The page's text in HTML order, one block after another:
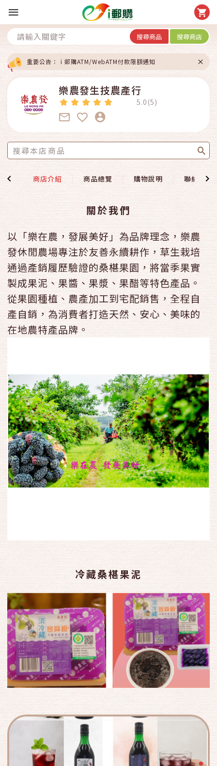
搜尋商品 搜尋商店
重要公告：ｉ郵購ATM/WebATM付款限額通知
樂農發生技農產行
5.0(5)
頁 商店介紹 商品總覽 購物說明 聯絡我們
關於我們
以「樂在農，發展美好」為品牌理念，樂農
發休閒農場專注於友善永續耕作，草生栽培
通過產銷履歷驗證的桑椹果園，將當季果實
製成果泥、果醬、果漿、果醋等特色產品。
從果園種植、農產加工到宅配銷售，全程自
產自銷，為消費者打造天然、安心、美味的
在地農特產品牌。
冷藏桑椹果泥